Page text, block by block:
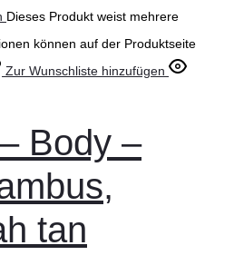
Dieses Produkt weist mehrere
können auf der Produktseite
Zur Wunschliste hinzufügen
Body –
tan